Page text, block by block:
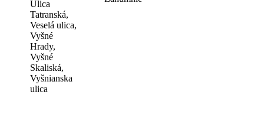
Ulica
Tatranská,
Veselá ulica,
Vyšné
Hrady,
Vyšné
Skaliská,
Vyšnianska
ulica